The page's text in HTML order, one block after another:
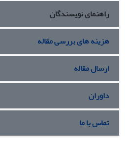
راهنمای نویسندگان
هزینه های بررسی مقاله
ارسال مقاله
داوران
تماس با ما